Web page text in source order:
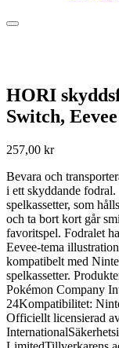
HORI
Switch,
257,00 kr
Bevara och
i ett skyddande
spelkassetter, som
och ta bort kort går
favoritspel. Fodralet
Eevee-tema
kompatibelt med
spelkassetter.
Pokémon Company
24Kompatibilitet:
Officiellt licensierad